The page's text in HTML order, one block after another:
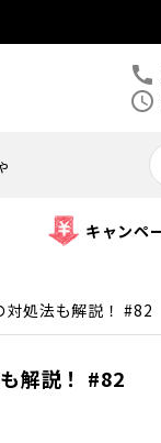
call
schedule
キャンペ
対処法も解説！ #82
解説！ #82